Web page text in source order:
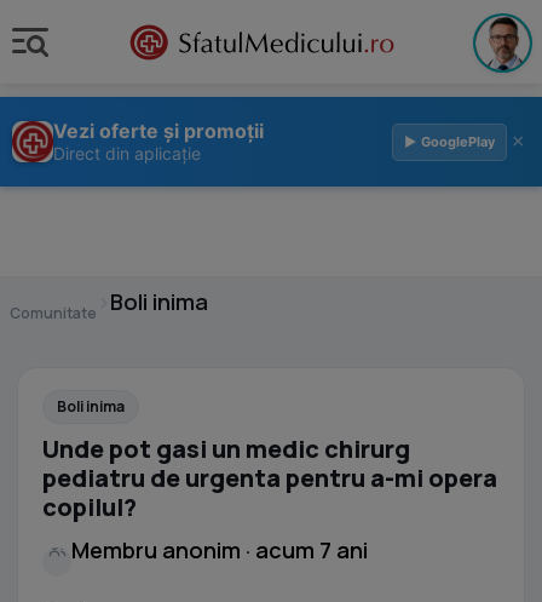
Vezi oferte și promoții
Direct din aplicație
▶ GooglePlay ×
Comunitate Boli inima
Boli inima
Unde pot gasi un medic chirurg
pediatru de urgenta pentru a-mi opera
copilul?
Membru anonim · acum 7 ani